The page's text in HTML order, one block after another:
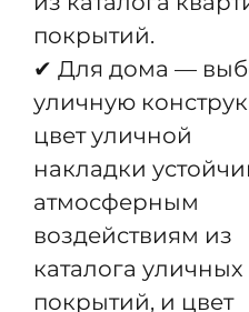
покрытий.
✔ Для дома —
уличную
цвет уличной
накладки
атмосферным
воздействиям из
каталога уличных
покрытий, и цвет